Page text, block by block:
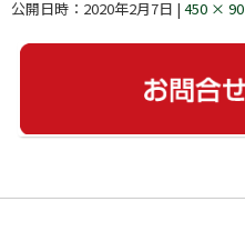
公開日時： 2020年2月7日 | 450 × 90